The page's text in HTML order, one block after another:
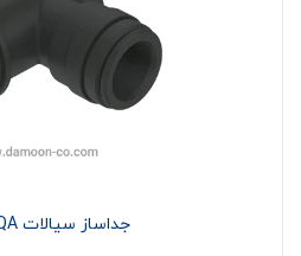
جداساز سیالات CQA فستو